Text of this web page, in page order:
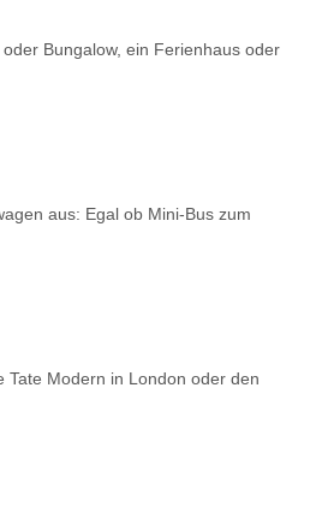
Bungalow, ein Ferienhaus oder
aus: Egal ob Mini-Bus zum
Tate Modern in London oder den